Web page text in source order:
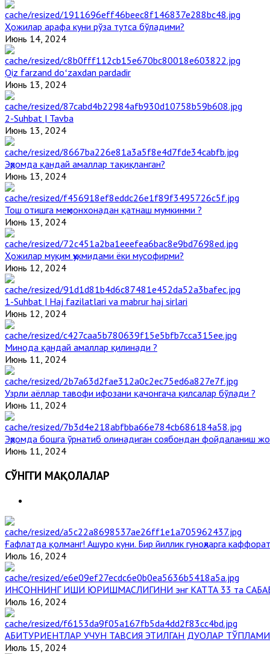
Ҳожилар арафа куни рўза тутса бўладими?
Июнь 14, 2024
Qiz farzand doʻzaxdan pardadir
Июнь 13, 2024
2-Suhbat | Tavba
Июнь 13, 2024
Эҳромда қандай амаллар тақиқланган?
Июнь 13, 2024
Тош отишга меҳмонхонадан қатнаш мумкинми ?
Июнь 13, 2024
Ҳожилар муқим ҳукмидами ёки мусофирми?
Июнь 12, 2024
1-Suhbat | Haj fazilatlari va mabrur haj sirlari
Июнь 12, 2024
Минода қандай амаллар қилинади ?
Июнь 11, 2024
Узрли аёллар тавофи ифозани қачонгача қилсалар бўлади ?
Июнь 11, 2024
Эҳромда бошга ўрнатиб олинадиган соябондан фойдаланиш
Июнь 11, 2024
СЎНГГИ МАҚОЛАЛАР
Ғафлатда қолманг! Ашуро куни. Бир йиллик гуноҳларга
Июль 16, 2024
ИНСОННИНГ ИШИ ЮРИШМАСЛИГИНИ энг КАТТА 33 та
Июль 16, 2024
АБИТУРИЕНТЛАР УЧУН ТАВСИЯ ЭТИЛГАН ДУОЛАР ТЎПЛАМИ
Июль 15, 2024